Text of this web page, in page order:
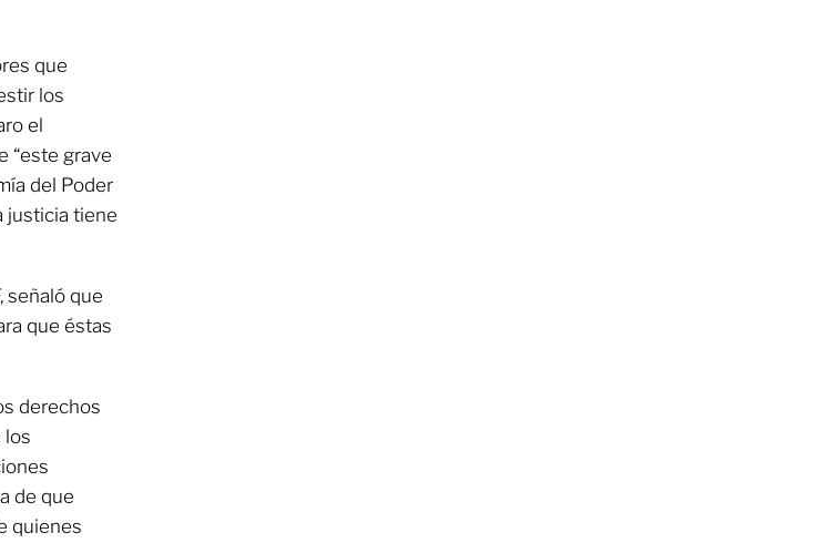
que
los
el
“este grave
del Poder
justicia tiene
señaló que
que éstas
derechos
los
de que
quienes